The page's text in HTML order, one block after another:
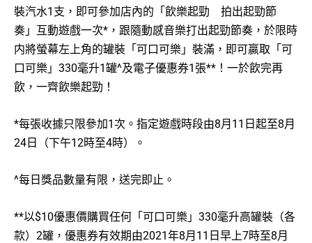
裝汽水1支，即可參加店內的「飲樂起勁 拍出起勁節
奏」互動遊戲一次*，跟隨動感音樂打出起勁節奏，於限時
内將螢幕左上角的罐裝「可口可樂」裝滿，即可贏取「可
口可樂」330毫升1罐^及電子優惠券1張**！一於飲完再
飲，一齊飲樂起勁！
*每張收據只限參加1次。指定遊戲時段由8月11日起至8月
24日（下午12時至4時）。
^每日獎品數量有限，送完即止。
**以$10優惠價購買任何「可口可樂」330毫升高罐裝（各
款）2罐，優惠券有效期由2021年8月11日早上7時至8月